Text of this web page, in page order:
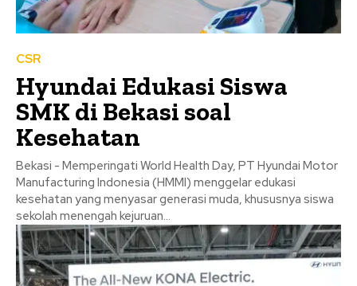
CSR
Hyundai Edukasi Siswa
SMK di Bekasi soal
Kesehatan
Bekasi - Memperingati World Health Day, PT Hyundai Motor
Manufacturing Indonesia (HMMI) menggelar edukasi
kesehatan yang menyasar generasi muda, khususnya siswa
sekolah menengah kejuruan...